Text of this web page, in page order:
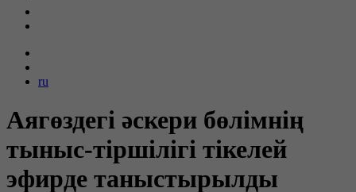
ru
Аягөздегі әскери бөлімнің
тыныс-тіршілігі тікелей
эфирде таныстырылды